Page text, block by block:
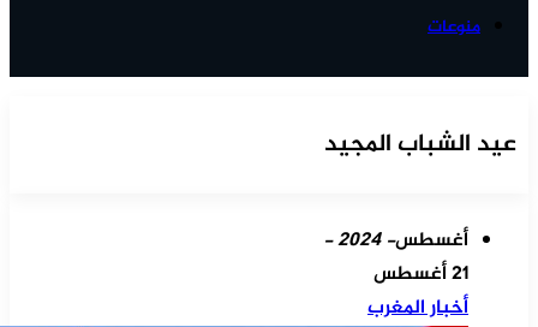
منوعات
عيد الشباب المجيد
أغسطس- 2024 -
21 أغسطس
أخبار المغرب